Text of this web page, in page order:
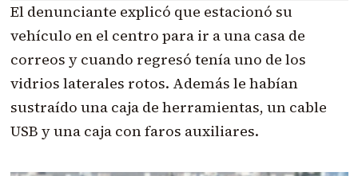
El denunciante explicó que estacionó su
vehículo en el centro para ir a una casa de
correos y cuando regresó tenía uno de los
vidrios laterales rotos. Además le habían
sustraído una caja de herramientas, un cable
USB y una caja con faros auxiliares.